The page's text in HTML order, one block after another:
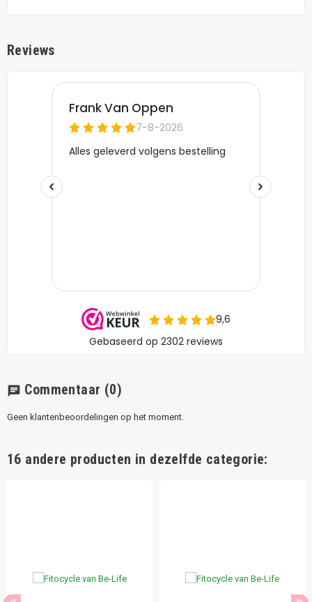
Reviews
chat Commentaar (0)
Geen klantenbeoordelingen op het moment.
16 andere producten in dezelfde categorie: